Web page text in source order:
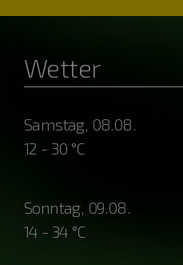
Wetter
Samstag, 08.08.
12 - 30 °C
Sonntag, 09.08.
14 - 34 °C